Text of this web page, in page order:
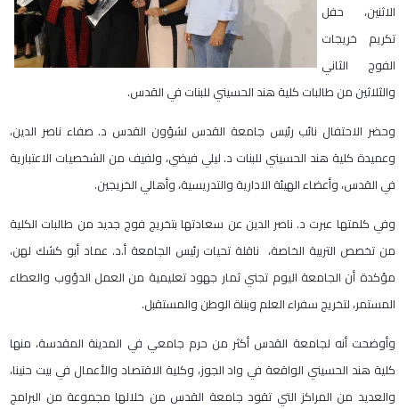
الاثنين، حفل
تكريم خريجات
الفوج الثاني
والثلاثين من طالبات كلية هند الحسيني للبنات في القدس.
وحضر الاحتفال نائب رئيس جامعة القدس لشؤون القدس د. صفاء ناصر الدين،
وعميدة كلية هند الحسيني للبنات د. ليلي فيضي، ولفيف من الشخصيات الاعتبارية
في القدس، وأعضاء الهيئة الادارية والتدريسية، وأهالي الخريجين.
وفي كلمتها عبرت د. ناصر الدين عن سعادتها بتخريج فوج جديد من طالبات الكلية
من تخصص التربية الخاصة، ناقلة تحيات رئيس الجامعة أ.د. عماد أبو كشك لهن،
مؤكدة أن الجامعة اليوم تجني ثمار جهود تعليمية من العمل الدؤوب والعطاء
المستمر، لتخريج سفراء العلم وبناة الوطن والمستقبل.
وأوضحت أنه لجامعة القدس أكثر من حرم جامعي في المدينة المقدسة، منها
كلية هند الحسيني الواقعة في واد الجوز، وكلية الاقتصاد والأعمال في بيت حنينا،
والعديد من المراكز التي تقود جامعة القدس من خلالها مجموعة من البرامج